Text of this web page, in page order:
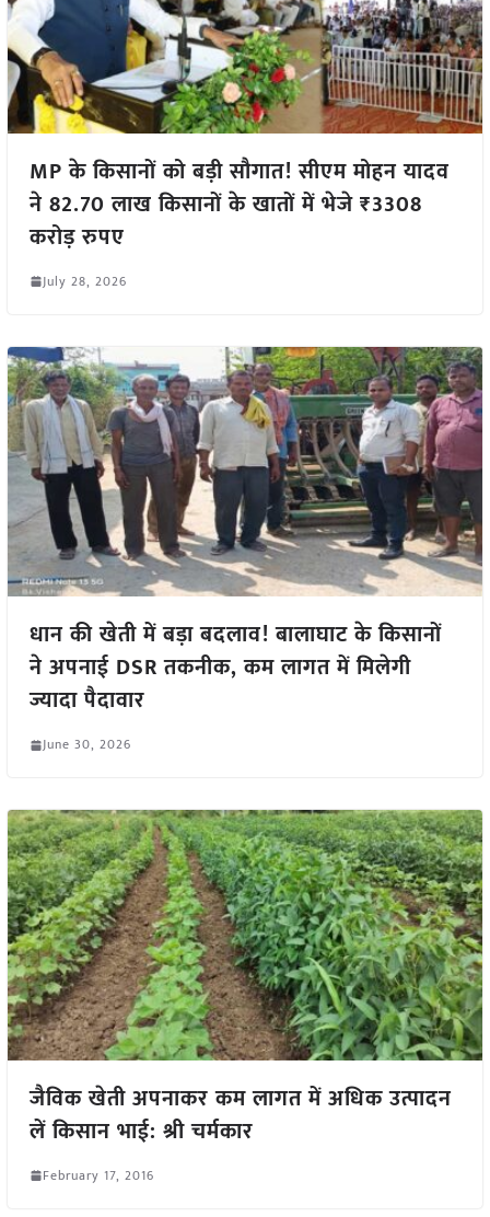
MP के किसानों को बड़ी सौगात! सीएम मोहन यादव
ने 82.70 लाख किसानों के खातों में भेजे ₹3308
करोड़ रुपए
July 28, 2026
धान की खेती में बड़ा बदलाव! बालाघाट के किसानों
ने अपनाई DSR तकनीक, कम लागत में मिलेगी
ज्यादा पैदावार
June 30, 2026
जैविक खेती अपनाकर कम लागत में अधिक उत्पादन
लें किसान भाई: श्री चर्मकार
February 17, 2016